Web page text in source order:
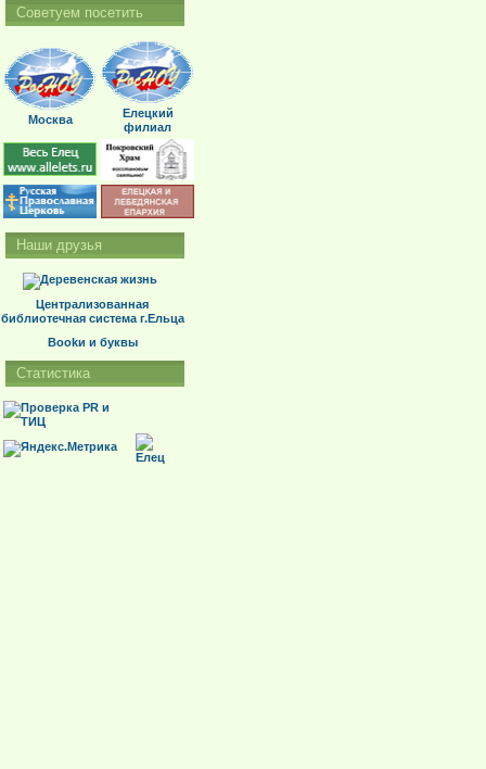
Советуем посетить
Москва
Елецкий
филиал
Наши друзья
Централизованная
библиотечная система г.Ельца
Bookи и буквы
Статистика